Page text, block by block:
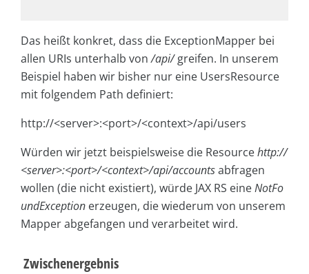
Das heißt konkret, dass die ExceptionMapper bei
allen URIs unterhalb von/api/greifen. In unserem
Beispiel haben wir bisher nur eine UsersResource
mit folgendem Path definiert:
http://<server>:<port>/<context>/api/users
Würden wir jetzt beispielsweise die Resourcehttp://
<server>:<port>/<context>/api/accountsabfragen
wollen (die nicht existiert), würde JAX RS eineNotFo
undException erzeugen, die wiederum von unserem
Mapper abgefangen und verarbeitet wird.
Zwischenergebnis